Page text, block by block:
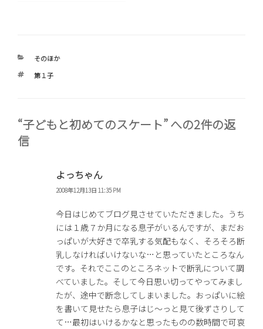
カ
ゴ
そのほか
タ
第１子
“子どもと初めてのスケート” への2件の返
信
よっちゃん
2008年12月13日 11:35 PM
今日はじめてブログ見させていただきました。うち
には１歳７か月になる息子がいるんですが、まだお
っぱいが大好きで卒乳する気配もなく、そろそろ断
乳しなければいけないな…と思っていたところなん
です。それでここのところネットで断乳について調
べていました。そして今日思い切ってやってみまし
たが、途中で断念してしまいました。おっぱいに絵
を書いて見せたら息子はじ〜っと見て後ずさりして
て…最初はいけるかなと思ったものの数時間で可哀